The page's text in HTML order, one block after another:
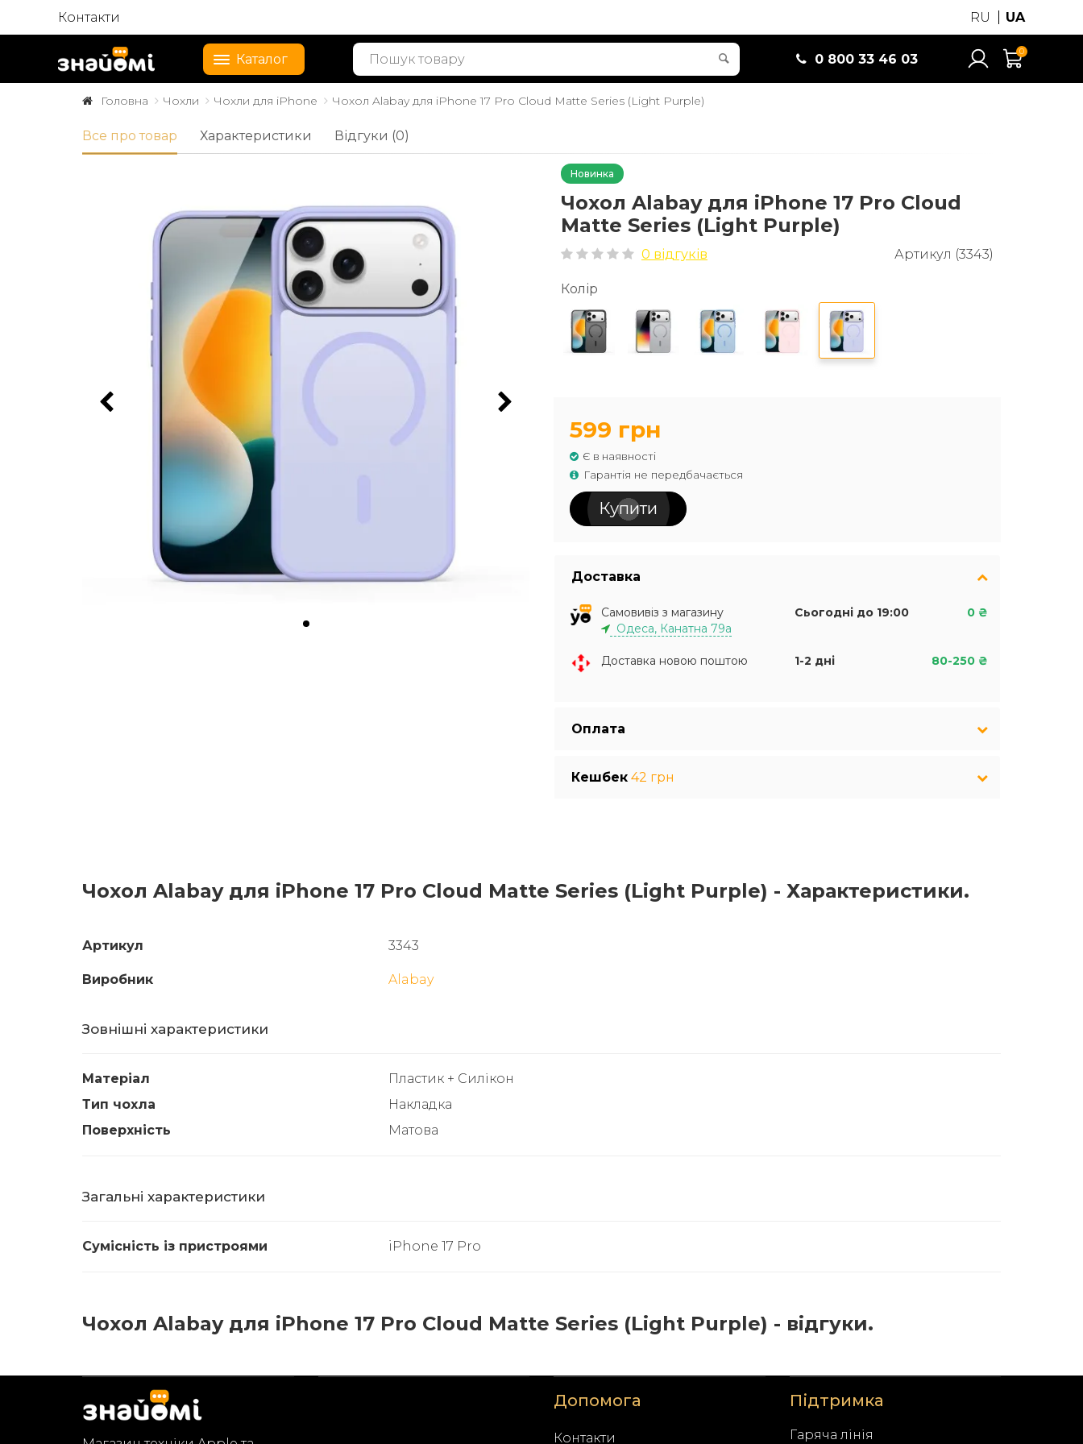
Контакти RU UA
Каталог 0 800 33 46 03
0
Головна Чохли Чохли для iPhone Чохол Alabay для iPhone 17 Pro Cloud Matte Series (Light Purple)
Все про товар Характеристики Відгуки (0)
Новинка
Чохол Alabay для iPhone 17 Pro Cloud
Matte Series (Light Purple)
0 відгуків Артикул (3343)
Колір
599 грн
Є в наявності
Гарантія не передбачається
Купити
Доставка
Самовивіз з магазину
Одеса, Канатна 79а
Сьогодні до 19:00 0 ₴
Доставка новою поштою 1-2 дні 80-250 ₴
Оплата
Кешбек 42 грн
Чохол Alabay для iPhone 17 Pro Cloud Matte Series (Light Purple) - Характеристики.
Артикул 3343
Виробник Alabay
Зовнішні характеристики
Матеріал
Пластик + Силікон
Тип чохла
Накладка
Поверхність
Матова
Загальні характеристики
Сумісність із пристроями iPhone 17 Pro
Чохол Alabay для iPhone 17 Pro Cloud Matte Series (Light Purple) - відгуки.
Допомога
Контакти
Підтримка
Гаряча лінія